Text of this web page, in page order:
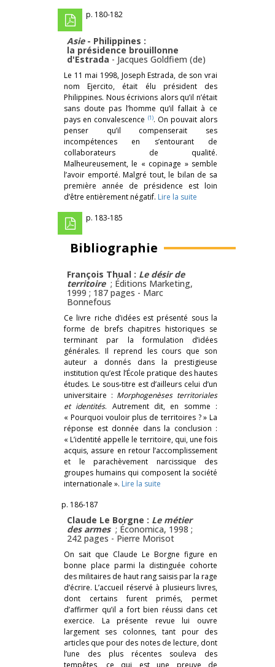
p. 180-182
Asie - Philippines :
la présidence brouillonne
d'Estrada - Jacques Goldfiem (de)
Le 11 mai 1998, Joseph Estrada, de son vrai
nom Ejercito, était élu président des
Philippines. Nous écrivions alors qu’il n’était
sans doute pas l’homme qu’il fallait à ce
pays en convalescence (1). On pouvait alors
penser qu’il compenserait ses
incompétences en s’entourant de
collaborateurs de qualité.
Malheureusement, le « copinage » semble
l’avoir emporté. Malgré tout, le bilan de sa
première année de présidence est loin
d’être entièrement négatif. Lire la suite
p. 183-185
Bibliographie
François Thual : Le désir de
territoire ; Éditions Marketing,
1999 ; 187 pages - Marc
Bonnefous
Ce livre riche d’idées est présenté sous la
forme de brefs chapitres historiques se
terminant par la formulation d’idées
générales. Il reprend les cours que son
auteur a donnés dans la prestigieuse
institution qu’est l’École pratique des hautes
études. Le sous-titre est d’ailleurs celui d’un
universitaire : Morphogenèses territoriales
et identités. Autrement dit, en somme :
« Pourquoi vouloir plus de territoires ? » La
réponse est donnée dans la conclusion :
« L’identité appelle le territoire, qui, une fois
acquis, assure en retour l’accomplissement
et le parachèvement narcissique des
groupes humains qui composent la société
internationale ». Lire la suite
p. 186-187
Claude Le Borgne : Le métier
des armes ; Économica, 1998 ;
242 pages - Pierre Morisot
On sait que Claude Le Borgne figure en
bonne place parmi la distinguée cohorte
des militaires de haut rang saisis par la rage
d’écrire. L’accueil réservé à plusieurs livres,
dont certains furent primés, permet
d’affirmer qu’il a fort bien réussi dans cet
exercice. La présente revue lui ouvre
largement ses colonnes, tant pour des
articles que pour des notes de lecture, dont
l’une des plus récentes souleva des
tempêtes, ce qui est une preuve de